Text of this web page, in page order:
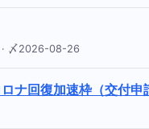
· 〆2026-08-26
ナ回復加速枠（交付申